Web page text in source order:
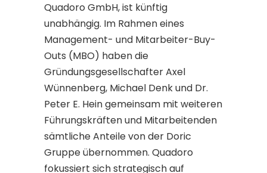
Quadoro GmbH, ist künftig
unabhängig. Im Rahmen eines
Management- und Mitarbeiter-Buy-
Outs (MBO) haben die
Gründungsgesellschafter Axel
Wünnenberg, Michael Denk und Dr.
Peter E. Hein gemeinsam mit weiteren
Führungskräften und Mitarbeitenden
sämtliche Anteile von der Doric
Gruppe übernommen. Quadoro
fokussiert sich strategisch auf